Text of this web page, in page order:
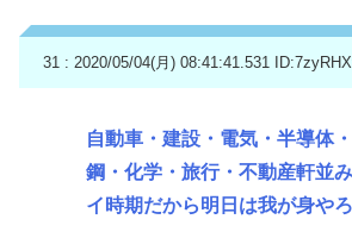
31 : 2020/05/04(月) 08:41:41.531
自動車・建設・電気・半導体
鋼・化学・旅行・不動産軒並
イ時期だから明日は我が身やろ